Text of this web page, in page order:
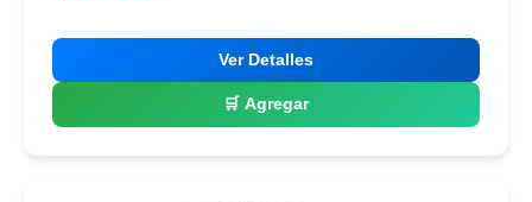
Ver Detalles
🛒 Agregar